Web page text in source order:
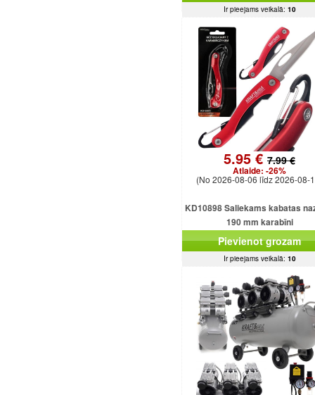
Ir pieejams veikalā: 10
5.95 €7.99 €
Atlaide: -26%
(No 2026-08-06 līdz 2026-08-
KD10898 Saliekams kabatas
190 mm karabīni
Pievienot grozam
Ir pieejams veikalā: 10